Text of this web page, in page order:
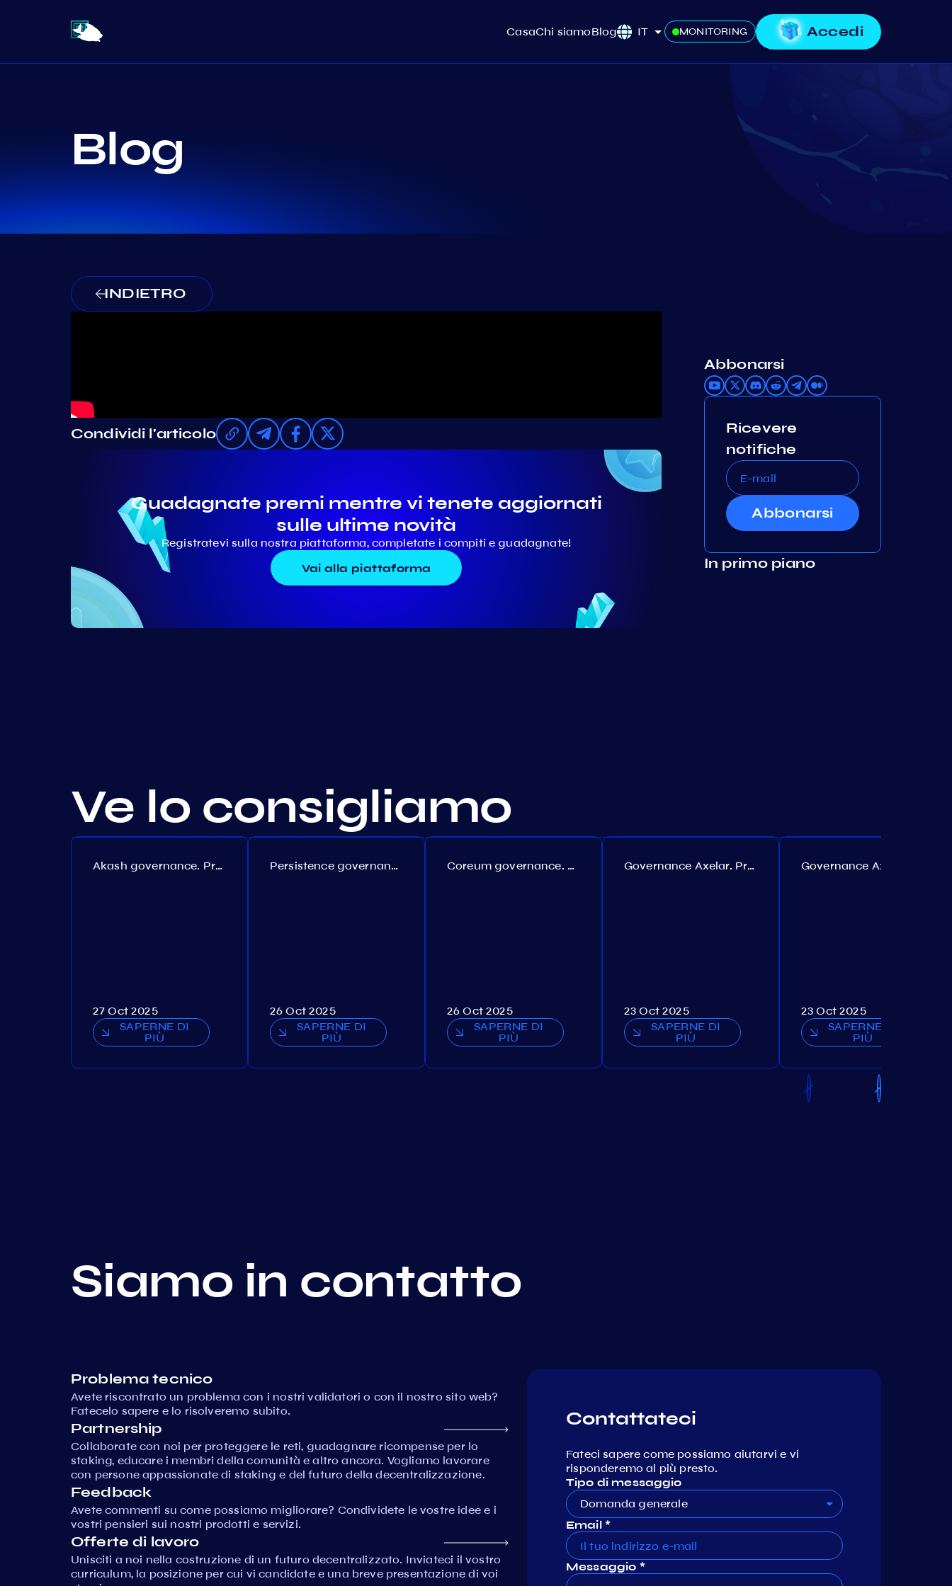
CasaChi siamoBlog IT MONITORING Accedi
Blog
INDIETRO
Condividi l'articolo
Guadagnate premi mentre vi tenete aggiornati
sulle ultime novità
Registratevi sulla nostra piattaforma, completate i compiti e guadagnate!
Vai alla piattaforma
Abbonarsi
Ricevere
notifiche
Abbonarsi
In primo piano
Ve lo consigliamo
Akash governance. Proposal №308
27 Oct 2025
SAPERNE DI
PIÙ
Persistence governance. Proposal №150
26 Oct 2025
SAPERNE DI
PIÙ
Coreum governance. Proposal №22
26 Oct 2025
SAPERNE DI
PIÙ
Governance Axelar. Proposta №385
23 Oct 2025
SAPERNE DI
PIÙ
23 Oct 2025
SAPERNE DI
PIÙ
Siamo in contatto
Problema tecnico
Avete riscontrato un problema con i nostri validatori o con il nostro sito web?
Fatecelo sapere e lo risolveremo subito.
Partnership
Collaborate con noi per proteggere le reti, guadagnare ricompense per lo
staking, educare i membri della comunità e altro ancora. Vogliamo lavorare
con persone appassionate di staking e del futuro della decentralizzazione.
Feedback
Avete commenti su come possiamo migliorare? Condividete le vostre idee e i
vostri pensieri sui nostri prodotti e servizi.
Offerte di lavoro
Unisciti a noi nella costruzione di un futuro decentralizzato. Inviateci il vostro
curriculum, la posizione per cui vi candidate e una breve presentazione di voi
Contattateci
Fateci sapere come possiamo aiutarvi e vi
risponderemo al più presto.
Tipo di messaggio
Domanda generale
Email *
Messaggio *